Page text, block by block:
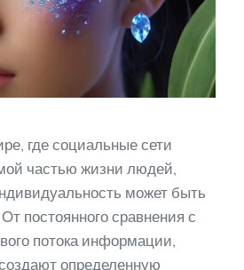
где социальные сети
частью жизни людей,
может быть
постоянного сравнения с
потока информации,
определенную